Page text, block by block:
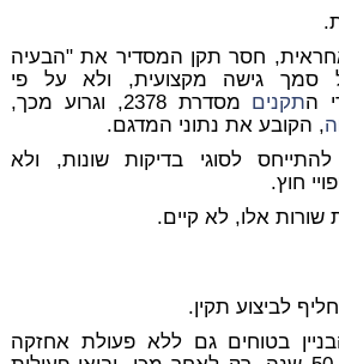
חסר תקן המסדיר את "הבעיה
סמך גישה מקצועית, ולא על פי
התקנים
מסדרת 2378, וגרוע מכך,
, הקובע את נתוני המדגם.
לסוגי בדיקות שונות, ולא
חוץ.
שורות אלו, לא קיים.
לביצוע תקין.
בטוחים גם ללא פעולת אחזקה